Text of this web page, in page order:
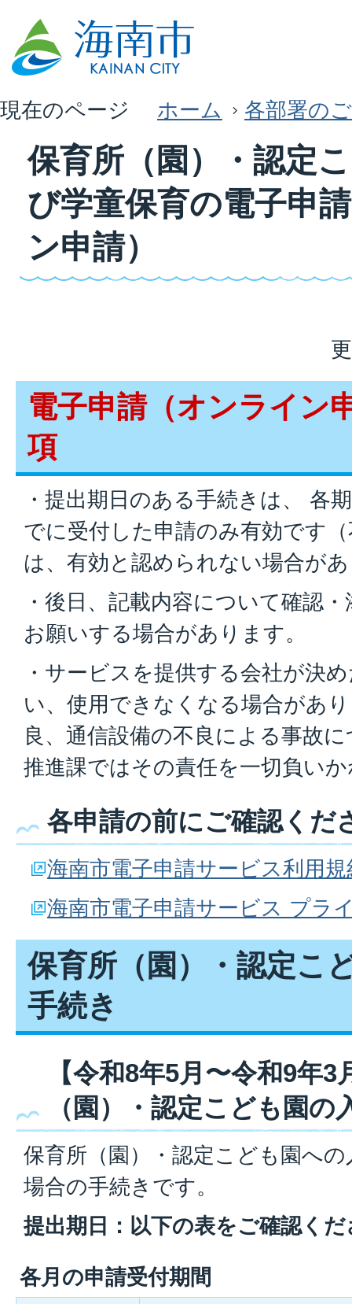
現在のページ ホーム 各部署の
保育所（園）・認定
び学童保育の電子申
ン申請）
電子申請（オンライン
項
・提出期日のある手続きは、 各
でに受付した申請のみ有効です
は、有効と認められない場合が
・後日、記載内容について確認
お願いする場合があります。
・サービスを提供する会社が決
い、使用できなくなる場合があ
良、通信設備の不良による事故
推進課ではその責任を一切負い
各申請の前にご確認くだ
海南市電子申請サービス利用規
海南市電子申請サービス プラ
保育所（園）・認定こ
手続き
【令和8年5月〜令和9年3
（園）・認定こども園の
保育所（園）・認定こども園へ
場合の手続きです。
提出期日：以下の表をご確認く
各月の申請受付期間